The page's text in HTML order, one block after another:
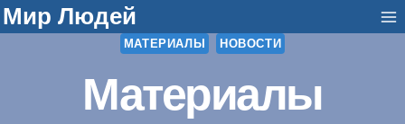
Перейти
к
Мир Людей
МАТЕРИАЛЫ НОВОСТИ
Материалы